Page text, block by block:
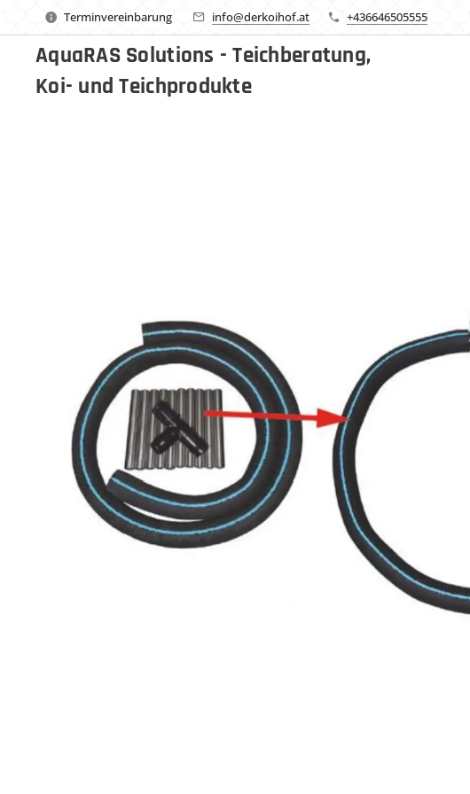
Terminvereinbarung info@derkoihof.at +436646505555
AquaRAS Solutions - Teichberatung,
Koi- und Teichprodukte